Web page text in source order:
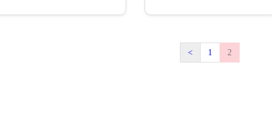
補助項目」： 移位腰帶 -最
最高補助：4,000元 (補助金
04-22230233 可加Line好
友：@tjr9530i *醫院/機構如
< 1 2